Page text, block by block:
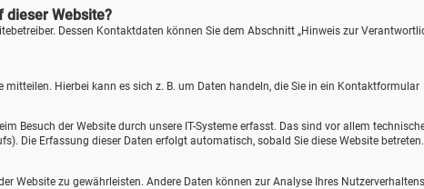
dieser Website?
Dessen Kontaktdaten können Sie dem Abschnitt „Hinweis zur
mitteilen. Hierbei kann es sich z. B. um Daten handeln, die Sie in ein Kontaktformular
Besuch der Website durch unsere IT-Systeme erfasst. Das sind vor allem
Die Erfassung dieser Daten erfolgt automatisch, sobald Sie diese Website betreten.
Website zu gewährleisten. Andere Daten können zur Analyse Ihres Nutzerverhaltens